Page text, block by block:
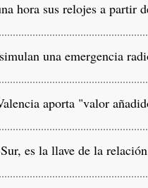
hora sus relojes a partir
una emergencia
aporta "valor
es la llave de la